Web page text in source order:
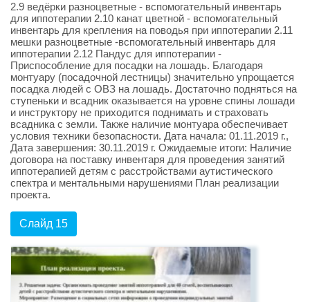
2.9 ведёрки разноцветные - вспомогательный инвентарь
для иппотерапии 2.10 канат цветной - вспомогательный
инвентарь для крепления на поводья при иппотерапии 2.11
мешки разноцветные -вспомогательный инвентарь для
иппотерапии 2.12 Пандус для иппотерапии -
Приспособление для посадки на лошадь. Благодаря
монтуару (посадочной лестницы) значительно упрощается
посадка людей с ОВЗ на лошадь. Достаточно подняться на
ступеньки и всадник оказывается на уровне спины лошади
и инструктору не приходится поднимать и страховать
всадника с земли. Также наличие монтуара обеспечивает
условия техники безопасности. Дата начала: 01.11.2019 г.,
Дата завершения: 30.11.2019 г. Ожидаемые итоги: Наличие
договора на поставку инвентаря для проведения занятий
иппотерапией детям с расстройствами аутистического
спектра и ментальными нарушениями План реализации
проекта.
Слайд 15